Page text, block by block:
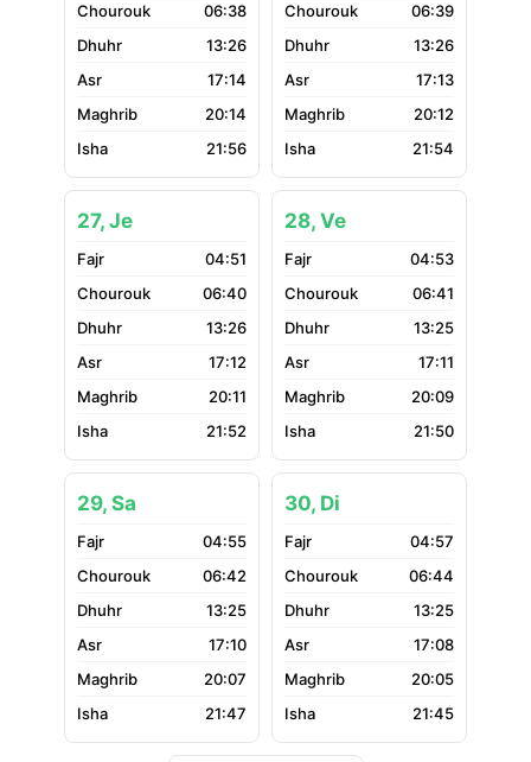
06:38
13:26
17:14
20:14
21:56
06:39
13:26
17:13
20:12
21:54
27, Je
04:51
06:40
13:26
17:12
20:11
21:52
28, Ve
04:53
06:41
13:25
17:11
20:09
21:50
29, Sa
04:55
06:42
13:25
17:10
20:07
21:47
30, Di
04:57
06:44
13:25
17:08
20:05
21:45